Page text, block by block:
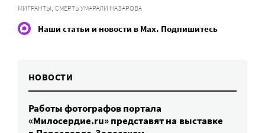
МИГРАНТЫ, СМЕРТЬ УМАРАЛИ НАЗАРОВА
Наши статьи и новости в Max. Подпишитесь
НОВОСТИ
Работы фотографов портала
«Милосердие.ru» представят на выставке